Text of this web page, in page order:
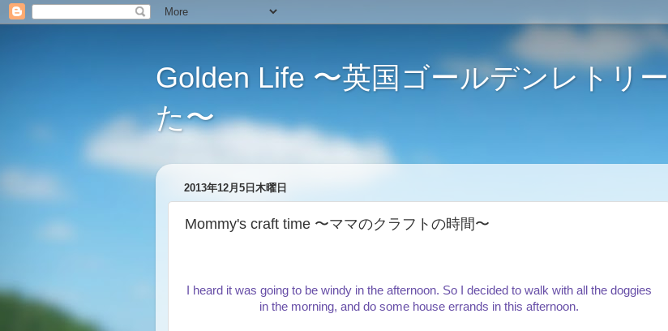
Golden Life 〜英国ゴールデンレトリ
た〜
2013年12月5日木曜日
Mommy's craft time 〜ママのクラフトの時間〜
I heard it was going to be windy in the afternoon. So I decided to walk with all the doggies
in the morning, and do some house errands in this afternoon.